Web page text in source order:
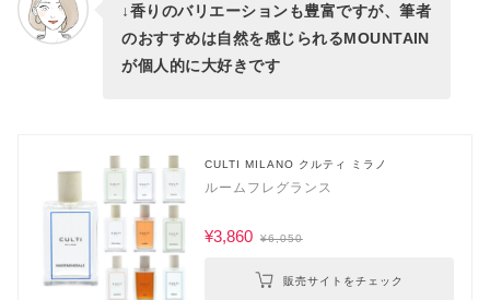
↓香りのバリエーションも豊富ですが、筆者
のおすすめは自然を感じられるMOUNTAIN
が個人的に大好きです
CULTI MILANO クルティ ミラノ
ルームフレグランス
¥3,860 ¥6,050
販売サイトをチェック